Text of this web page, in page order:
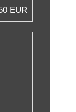
EUR